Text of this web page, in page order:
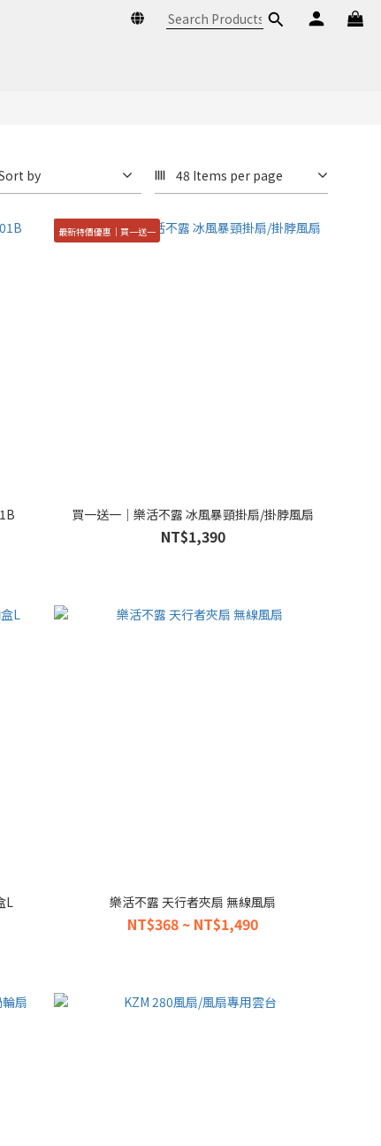
by 48 Items per page
最新特價優惠｜買一送一
買一送一｜樂活不露 冰風暴頸掛扇/掛脖風扇
NT$1,390
L 樂活不露 天行者夾扇 無線風扇
NT$368 ~ NT$1,490